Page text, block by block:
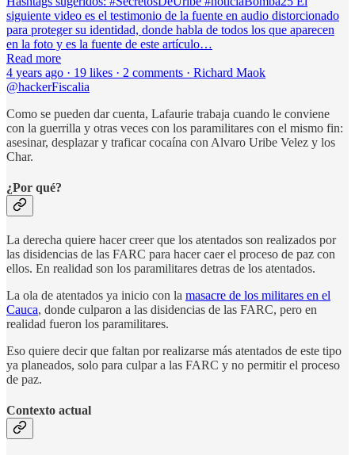
siguiente video es el testimonio de la fuente en audio distorcionado
para proteger su identidad, donde habla de todos los que aparecen
en la foto y es la fuente de este artículo…
Read more
4 years ago · 19 likes · 2 comments · Richard Maok
@hackerFiscalia
Como se pueden dar cuenta, Lafaurie trabaja cuando le conviene
con la guerrilla y otras veces con los paramilitares con el mismo fin:
asesinar, desplazar y traficar cocaína con Alvaro Uribe Velez y los
Char.
¿Por qué?
La derecha quiere hacer creer que los atentados son realizados por
las disidencias de las FARC para hacer caer el proceso de paz con
ellos. En realidad son los paramilitares detras de los atentados.
La ola de atentados ya inicio con la masacre de los militares en el
Cauca, donde culparon a las disidencias de las FARC, pero en
realidad fueron los paramilitares.
Eso quiere decir que faltan por realizarse más atentados de este tipo
ya planeados, solo para culpar a las FARC y no permitir el proceso
de paz.
Contexto actual